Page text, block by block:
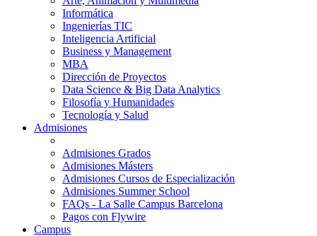
Informática
Ingenierías TIC
Inteligencia Artificial
Business y Management
MBA
Dirección de Proyectos
Data Science & Big Data Analytics
Filosofía y Humanidades
Tecnología y Salud
Admisiones
Admisiones Grados
Admisiones Másters
Admisiones Cursos de Especialización
Admisiones Summer School
FAQs - La Salle Campus Barcelona
Pagos con Flywire
Campus